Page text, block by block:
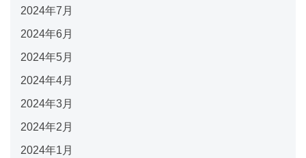
2024年7月
2024年6月
2024年5月
2024年4月
2024年3月
2024年2月
2024年1月